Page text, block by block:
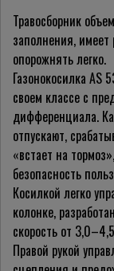
Травосборник
заполнения, имеет
опорожнять легко.
Газонокосилка AS
своем классе с
дифференциала.
отпускают,
«встает на
безопасность
Косилкой легко
колонке,
скорость от
Правой рукой